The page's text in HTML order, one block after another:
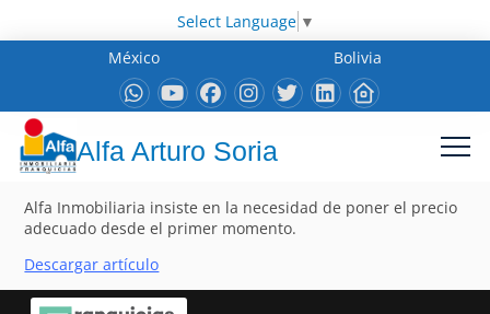
Select Language ▼
México
Bolivia
Alfa Arturo Soria
Alfa Inmobiliaria insiste en la necesidad de poner el precio
adecuado desde el primer momento.
Descargar artículo